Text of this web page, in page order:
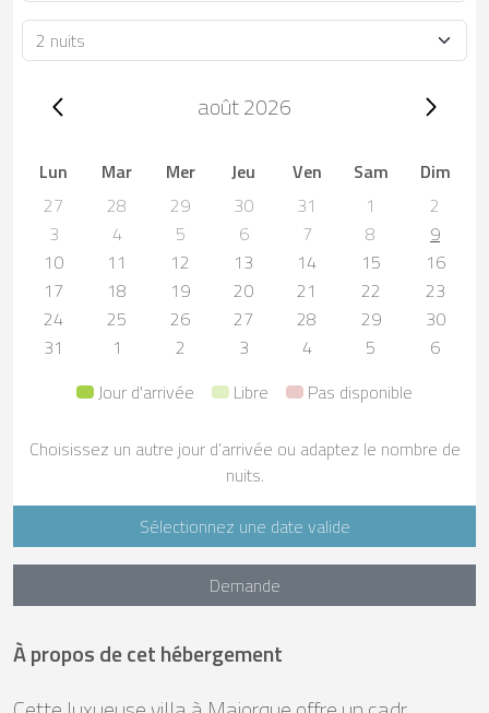
Durée
Trip dates, août 2026août 2026
Lun Mar Mer Jeu Ven Sam
Dim
27
28 29 30 31 1
2
3
4 5 6 7 8
9
10
11 12 13 14 15
16
17
18 19 20 21 22
23
24
25 26 27 28 29
30
31
1 2 3 4 5
6
Jour d'arrivée
Libre Pas disponible
Choisissez un autre jour d’arrivée ou adaptez le nombre de
nuits.
Sélectionnez une date valide
Demande
À propos de cet hébergement